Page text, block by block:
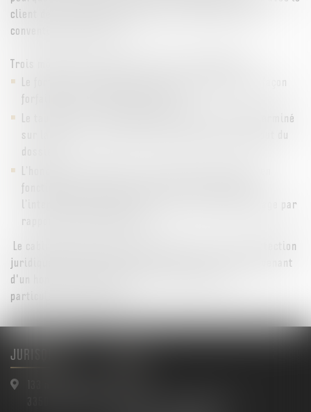
client dès l’ouverture du dossier et fera l’objet d’une
convention d’honoraires.
Trois modalités de facturation sont envisageables :
Le forfait : le montant des honoraires est défini de façon
forfaitaire dès le début du dossier.
Le taux horaire : le montant des honoraires est déterminé
sur la base d’un montant horaire précisé dès le début du
dossier
L’honoraire de résultat : les honoraires sont fixés en
fonction des sommes perçues par le client grâce à
l’intervention de l’avocat sur la base d’un pourcentage par
rapport au résultat obtenu.
Le cabinet accepte d'être rétribué par l'assureur protection
juridique du client, au besoin et selon les cas, en convenant
d'un honoraire complémentaire en fonction de la
particularité du dossier.
JURISQUAD